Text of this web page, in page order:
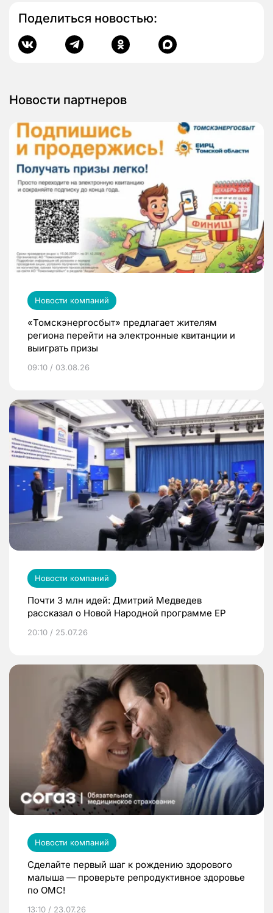
Поделиться новостью:
Новости партнеров
Новости компаний
«Томскэнергосбыт» предлагает жителям
региона перейти на электронные квитанции и
выиграть призы
09:10 / 03.08.26
Новости компаний
Почти 3 млн идей: Дмитрий Медведев
рассказал о Новой Народной программе ЕР
20:10 / 25.07.26
Новости компаний
Сделайте первый шаг к рождению здорового
малыша — проверьте репродуктивное здоровье
по ОМС!
13:10 / 23.07.26